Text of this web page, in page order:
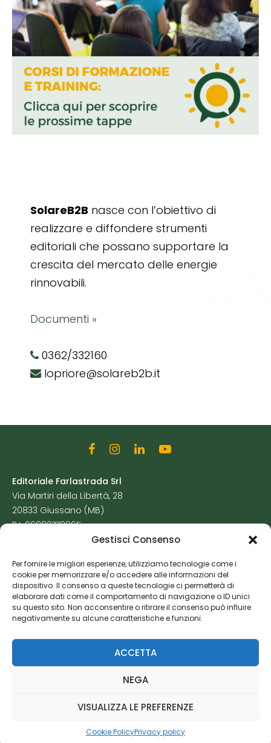
Gestisci Consenso
Per fornire le migliori esperienze, utilizziamo tecnologie come i
cookie per memorizzare e/o accedere alle informazioni del
dispositivo. Il consenso a queste tecnologie ci permetterà di
elaborare dati come il comportamento di navigazione o ID unici
su questo sito. Non acconsentire o ritirare il consenso può influire
negativamente su alcune caratteristiche e funzioni.
ACCETTA
NEGA
VISUALIZZA LE PREFERENZE
Cookie PolicyPrivacy policy
SolareB2B nasce con l’obiettivo di
realizzare e diffondere strumenti
editoriali che possano supportare la
crescita del mercato delle energie
rinnovabili.
Documenti »
0362/332160
lopriore@solareb2b.it
Editoriale Farlastrada Srl
Via Martiri della Libertà, 28
20833 Giussano (MB)
P.I. 06982770965
Cookie Policy
Risorse Aggiuntive